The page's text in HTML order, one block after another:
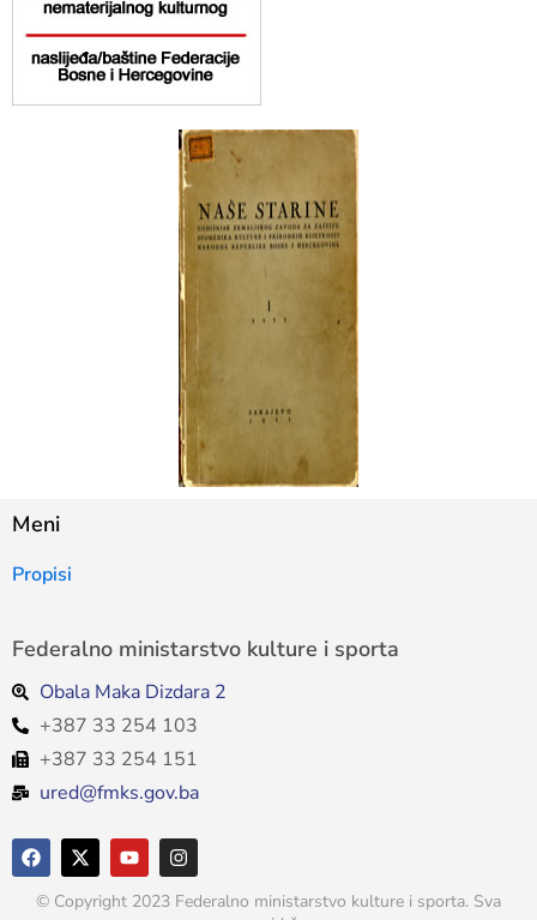
Meni
Propisi
Federalno ministarstvo kulture i sporta
Obala Maka Dizdara 2
+387 33 254 103
+387 33 254 151
ured@fmks.gov.ba
© Copyright 2023 Federalno ministarstvo kulture i sporta. Sva